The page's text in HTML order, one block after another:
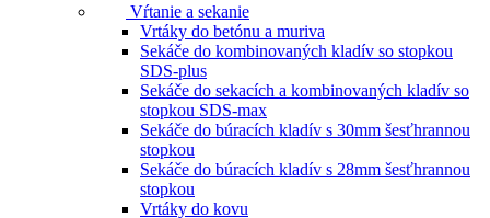
Vŕtanie a sekanie
Vrtáky do betónu a muriva
Sekáče do kombinovaných kladív so stopkou
SDS-plus
Sekáče do sekacích a kombinovaných kladív so
stopkou SDS-max
Sekáče do búracích kladív s 30mm šesťhrannou
stopkou
Sekáče do búracích kladív s 28mm šesťhrannou
stopkou
Vrtáky do kovu